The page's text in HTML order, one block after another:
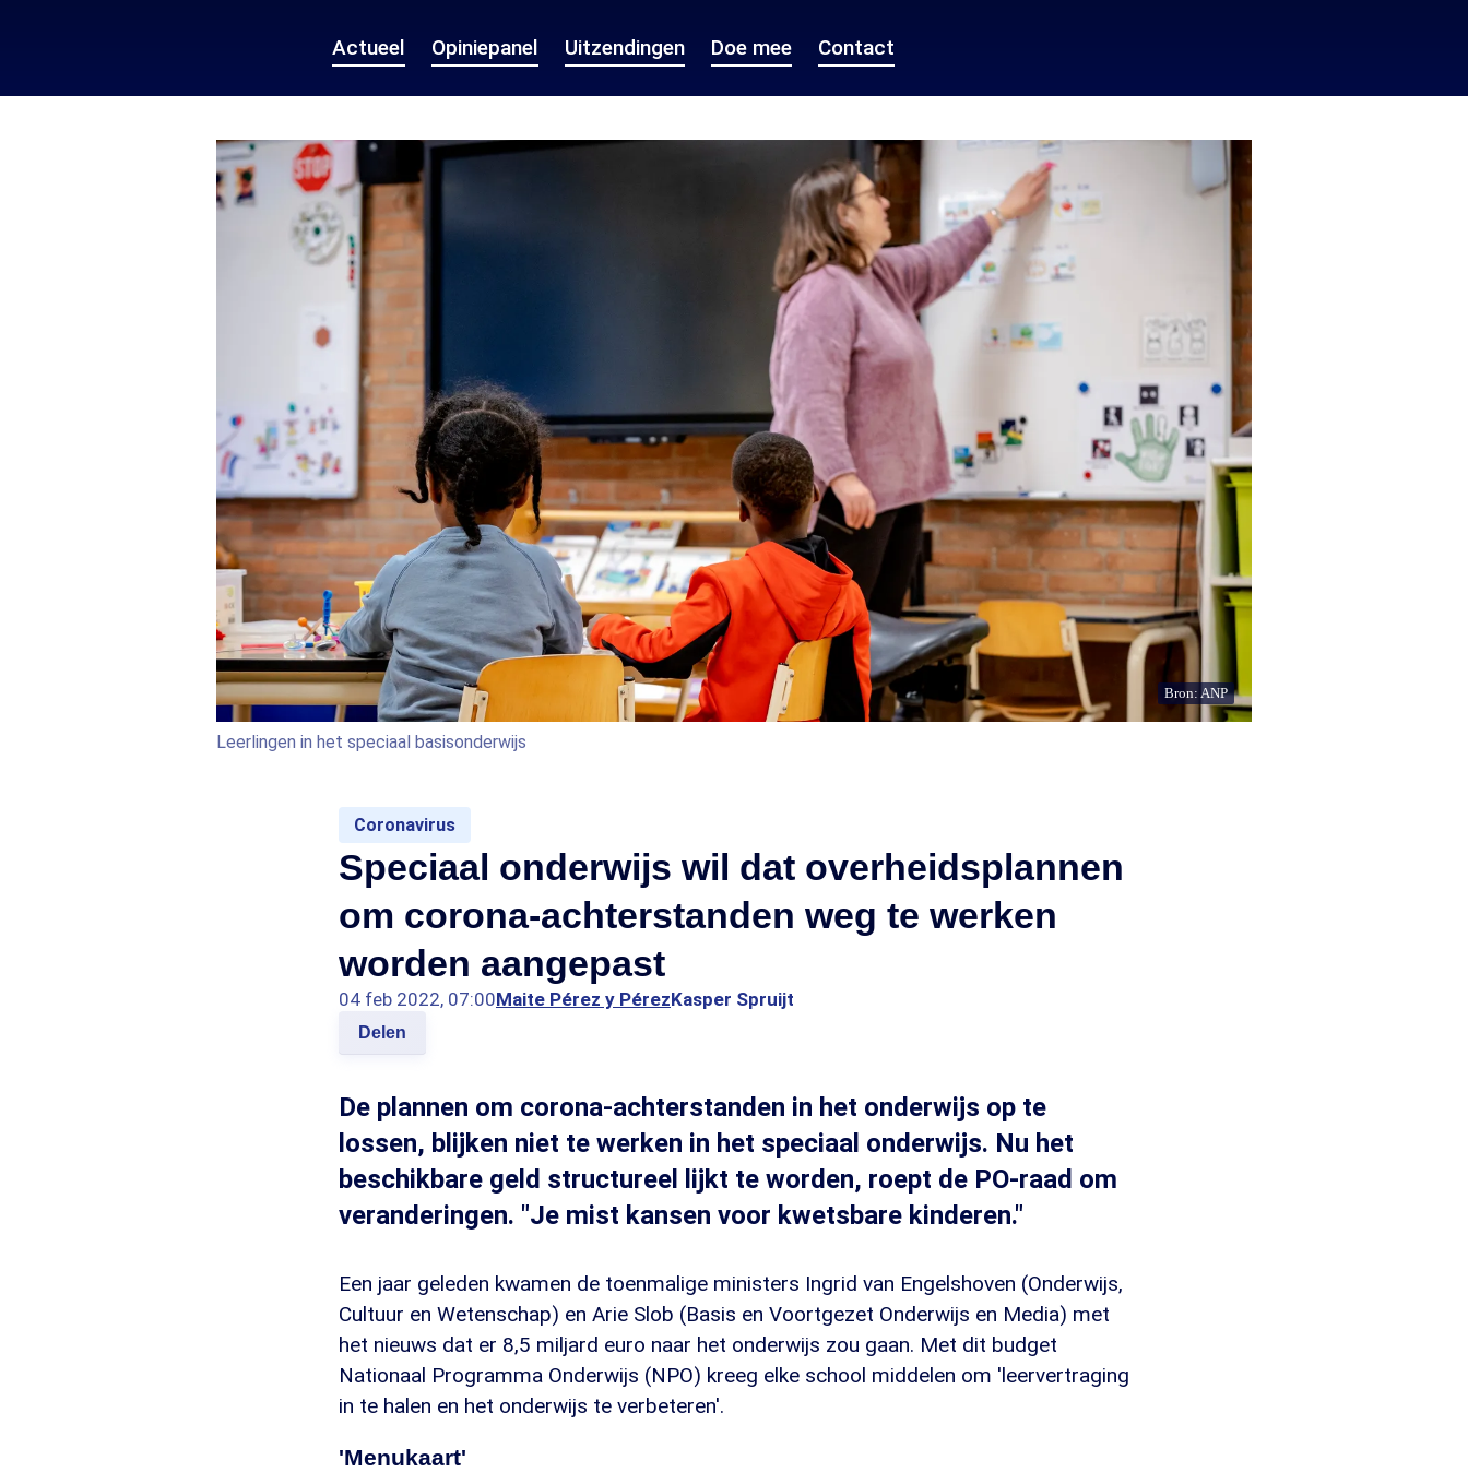
Actueel Opiniepanel Uitzendingen Doe mee Contact
Bron: ANP
Leerlingen in het speciaal basisonderwijs
Coronavirus
Speciaal onderwijs wil dat overheidsplannen
om corona-achterstanden weg te werken
worden aangepast
04 feb 2022, 07:00Maite Pérez y PérezKasper Spruijt
Delen
De plannen om corona-achterstanden in het onderwijs op te
lossen, blijken niet te werken in het speciaal onderwijs. Nu het
beschikbare geld structureel lijkt te worden, roept de PO-raad om
veranderingen. "Je mist kansen voor kwetsbare kinderen."
Een jaar geleden kwamen de toenmalige ministers Ingrid van Engelshoven (Onderwijs,
Cultuur en Wetenschap) en Arie Slob (Basis en Voortgezet Onderwijs en Media) met
het nieuws dat er 8,5 miljard euro naar het onderwijs zou gaan. Met dit budget
Nationaal Programma Onderwijs (NPO) kreeg elke school middelen om 'leervertraging
in te halen en het onderwijs te verbeteren'.
'Menukaart'